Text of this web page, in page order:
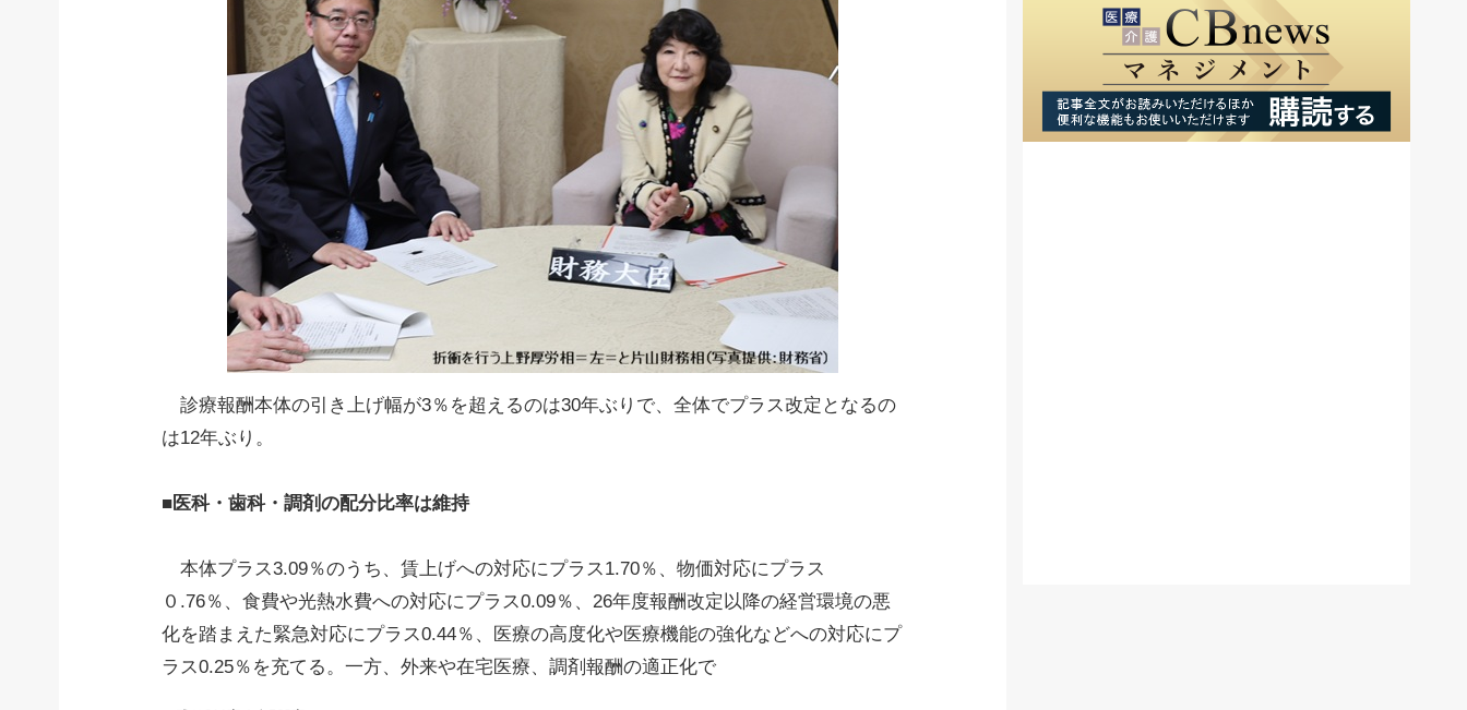
診療報酬本体の引き上げ幅が3％を超えるのは30年ぶりで、全体でプラス改定となるの
は12年ぶり。
■医科・歯科・調剤の配分比率は維持
本体プラス3.09％のうち、賃上げへの対応にプラス1.70％、物価対応にプラス
０.76％、食費や光熱水費への対応にプラス0.09％、26年度報酬改定以降の経営環境の悪
化を踏まえた緊急対応にプラス0.44％、医療の高度化や医療機能の強化などへの対応にプ
ラス0.25％を充てる。一方、外来や在宅医療、調剤報酬の適正化で